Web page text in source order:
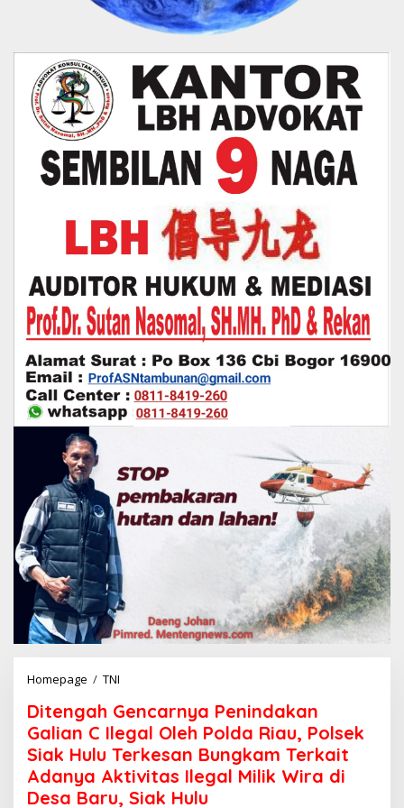
Homepage / TNI
t
e
n
g
a
Ditengah Gencarnya Penindakan
Galian C Ilegal Oleh Polda Riau, Polsek
Siak Hulu Terkesan Bungkam Terkait
Adanya Aktivitas Ilegal Milik Wira di
Desa Baru, Siak Hulu